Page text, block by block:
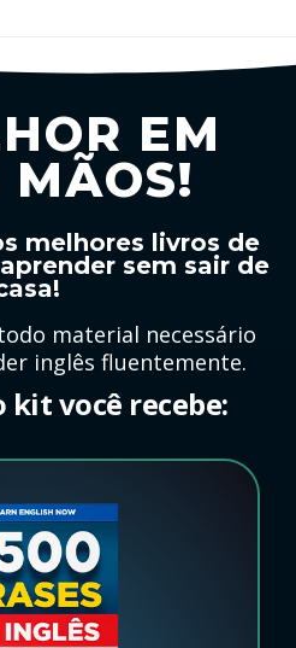
EM
MÃOS!
melhores livros de
sem sair de
material necessário
inglês fluentemente.
você recebe: